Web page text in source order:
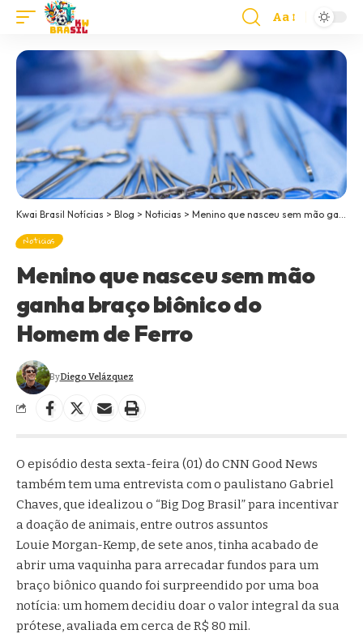
Aa
Kwai Brasil Notícias > Blog > Noticias > Menino que nasceu sem mão ganha braço biônico do Homem de Ferro
Noticias
Menino que nasceu sem mão
ganha braço biônico do
Homem de Ferro
ByDiego Velázquez
O episódio desta sexta-feira (01) do CNN Good News
também tem uma entrevista com o paulistano Gabriel
Chaves, que idealizou o “Big Dog Brasil” para incentivar
a doação de animais, entre outros assuntos
Louie Morgan-Kemp, de sete anos, tinha acabado de
abrir uma vaquinha para arrecadar fundos para um
braço biônico quando foi surpreendido por uma boa
notícia: um homem decidiu doar o valor integral da sua
prótese, avaliada em cerca de R$ 80 mil.